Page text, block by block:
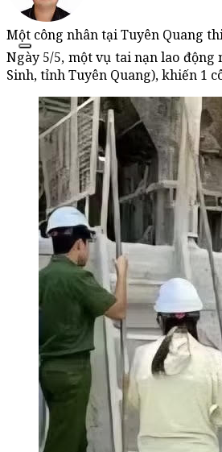
Một công nhân tại Tuyên Quang
Ngày 5/5, một vụ tai nạn lao
Sinh, tỉnh Tuyên Quang), khiến 1